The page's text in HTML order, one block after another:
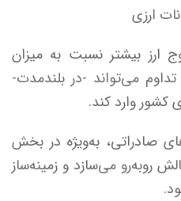
ارزی
ارز بیشتر نسبت به میزان
می‌تواند -در بلندمدت-
کشور وارد کند.
صادراتی، به‌ویژه در بخش
روبه‌رو می‌سازد و زمینه‌ساز